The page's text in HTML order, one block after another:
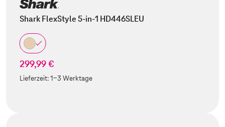
Shark FlexStyle 5-in-1 HD446SLEU
299,99 €
Lieferzeit:1-3 Werktage